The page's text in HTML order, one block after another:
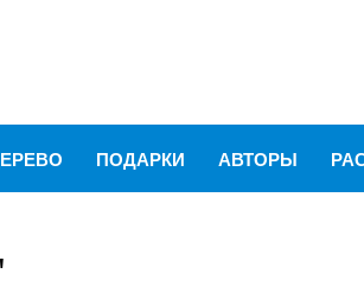
ПОДАРКИ АВТОРЫ